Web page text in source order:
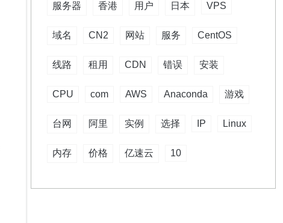
服务器 香港 用户 日本 VPS
域名 CN2 网站 服务 CentOS
线路 租用 CDN 错误 安装
CPU com AWS Anaconda 游戏
台网 阿里 实例 选择 IP Linux
内存 价格 亿速云 10